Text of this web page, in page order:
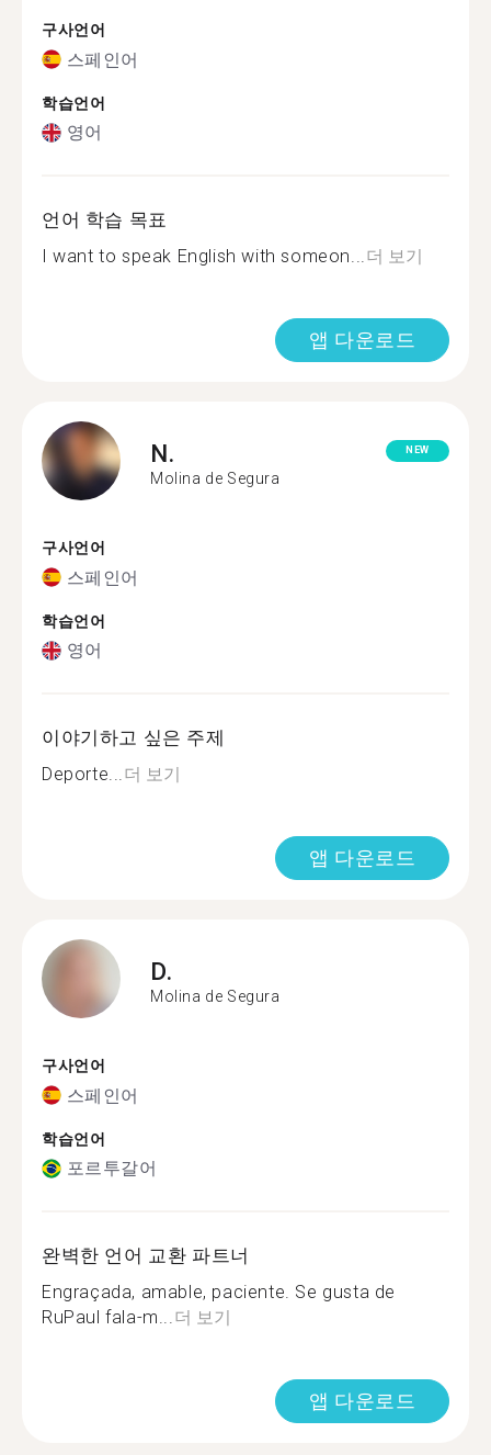
구사언어
스페인어
학습언어
영어
언어 학습 목표
I want to speak English with someon...더 보기
앱 다운로드
N.
Molina de Segura
NEW
구사언어
스페인어
학습언어
영어
이야기하고 싶은 주제
Deporte...더 보기
앱 다운로드
D.
Molina de Segura
구사언어
스페인어
학습언어
포르투갈어
완벽한 언어 교환 파트너
Engraçada, amable, paciente. Se gusta de
RuPaul fala-m...더 보기
앱 다운로드